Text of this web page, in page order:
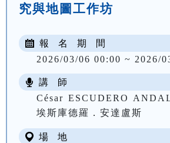
究與地圖工作坊
報 名 期 間
2026/03/06 00:00 ~ 2026/
講 師
César ESCUDERO
埃斯庫德羅．安達盧斯
場 地